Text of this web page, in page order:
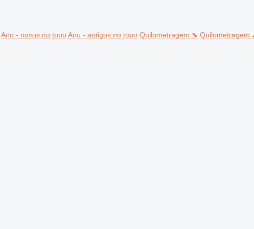
Ano - novos no topo Ano - antigos no topo Quilometragem ⬊ Quilometragem